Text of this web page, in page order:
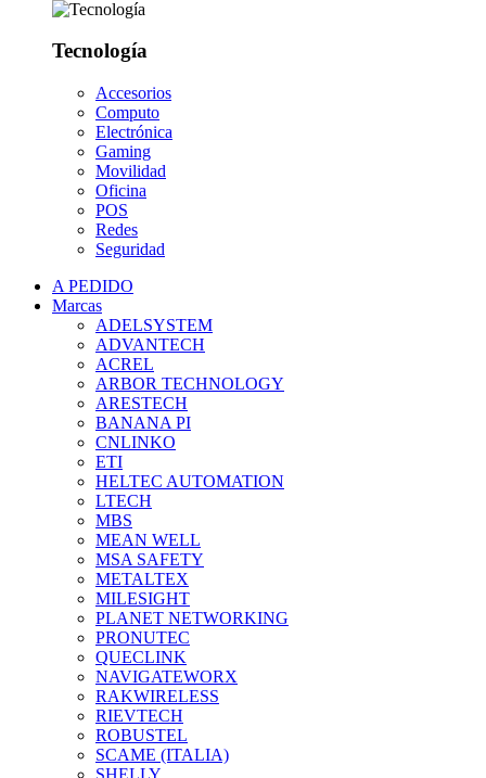
Tecnología
Accesorios
Computo
Electrónica
Gaming
Movilidad
Oficina
POS
Redes
Seguridad
A PEDIDO
Marcas
ADELSYSTEM
ADVANTECH
ACREL
ARBOR TECHNOLOGY
ARESTECH
BANANA PI
CNLINKO
ETI
HELTEC AUTOMATION
LTECH
MBS
MEAN WELL
MSA SAFETY
METALTEX
MILESIGHT
PLANET NETWORKING
PRONUTEC
QUECLINK
NAVIGATEWORX
RAKWIRELESS
RIEVTECH
ROBUSTEL
SCAME (ITALIA)
SHELLY